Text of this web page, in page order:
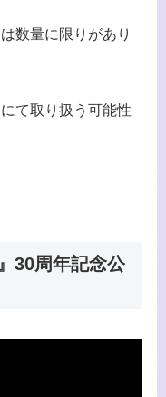
数量に限りがあり
て取り扱う可能性
30周年記念公